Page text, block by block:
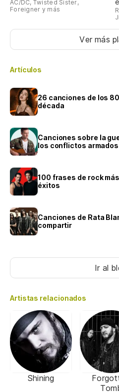
AC/DC, Twisted Sister,
Foreigner y más
Ver más
Artículos
26 canciones de los
década
Canciones sobre la
los conflictos armados
100 frases de rock
éxitos
Canciones de Rata
compartir
Ir al
Artistas relacionados
Shining